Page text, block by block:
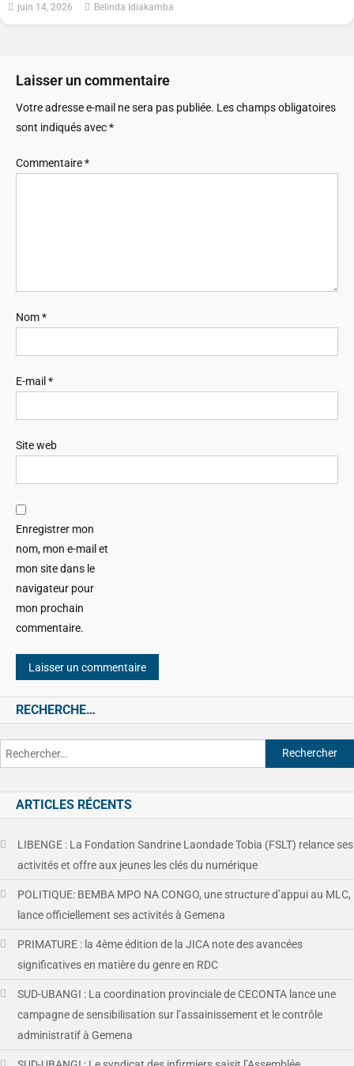
juin 14, 2026 Belinda Idiakamba
Laisser un commentaire
Votre adresse e-mail ne sera pas publiée. Les champs obligatoires
sont indiqués avec*
Commentaire*
Nom*
E-mail *
Site web
Enregistrer mon
nom, mon e-mail et
mon site dans le
navigateur pour
mon prochain
commentaire.
RECHERCHE…
ARTICLES RÉCENTS
LIBENGE : La Fondation Sandrine Laondade Tobia (FSLT) relance ses
activités et offre aux jeunes les clés du numérique
POLITIQUE: BEMBA MPO NA CONGO, une structure d’appui au MLC,
lance officiellement ses activités à Gemena
PRIMATURE : la 4ème édition de la JICA note des avancées
significatives en matière du genre en RDC
SUD-UBANGI : La coordination provinciale de CECONTA lance une
campagne de sensibilisation sur l’assainissement et le contrôle
administratif à Gemena